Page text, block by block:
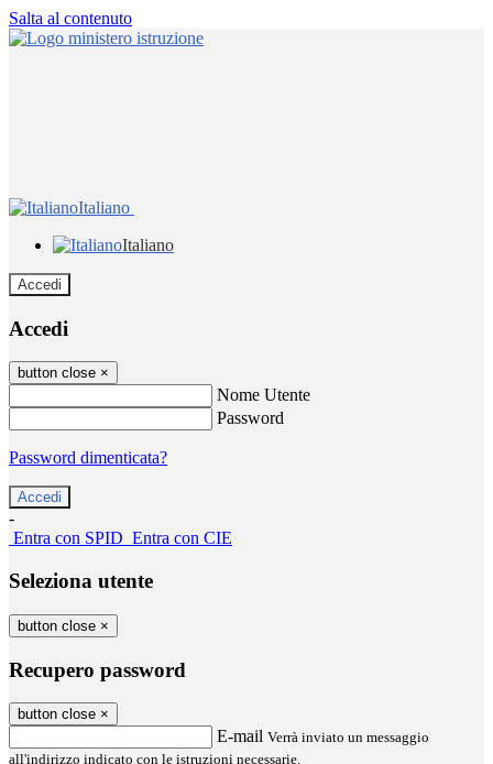
Salta al contenuto
Italiano
Italiano
Accedi
Accedi
button close ×
Nome Utente
Password
Password dimenticata?
-
Entra con SPID Entra con CIE
Seleziona utente
button close ×
Recupero password
button close ×
E-mail Verrà inviato un messaggio
all'indirizzo indicato con le istruzioni necessarie.